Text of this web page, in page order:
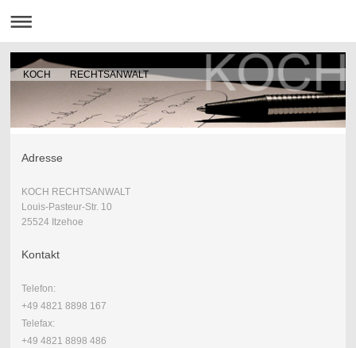
KOCH RECHTSANWALT
Adresse
KOCH RECHTSANWALT
Louis-Pasteur-Str. 10
25524 Itzehoe
Kontakt
Telefon:
+49 4821 8898 167
Telefax:
+49 4821 8898 486